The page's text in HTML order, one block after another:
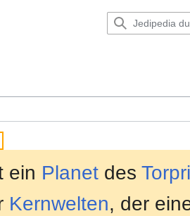
ein Planet des
Kernwelten, der